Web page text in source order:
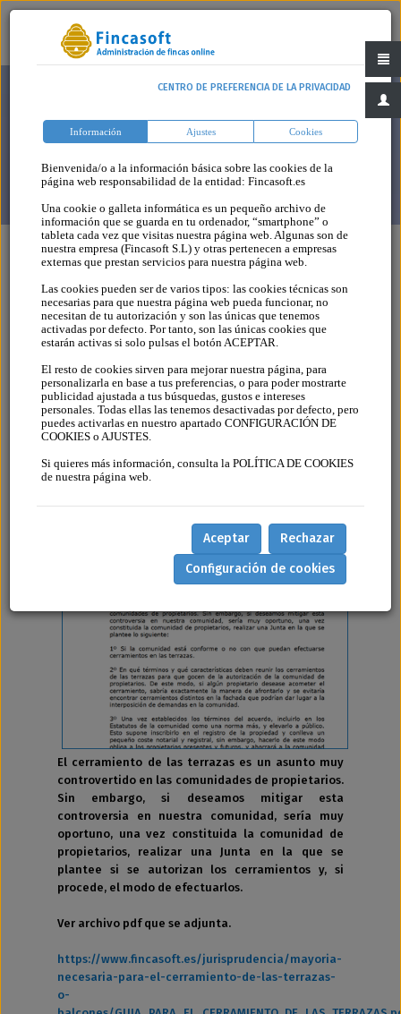
Guías
CERRAMIENTO DE LAS TERRAZAS O
BALCONES
GUIAPARAELCERRAMIENTODELASTERRAZAS.PDF
El cerramiento de las terrazas es un asunto muy
controvertido en las comunidades de propietarios.
Sin embargo, si deseamos mitigar esta
controversia en nuestra comunidad, sería muy
oportuno, una vez constituida la comunidad de
propietarios, realizar una Junta en la que se
plantee si se autorizan los cerramientos y, si
procede, el modo de efectuarlos.
Ver archivo pdf que se adjunta.
https://www.fincasoft.es/jurisprudencia/mayoria-
necesaria-para-el-cerramiento-de-las-terrazas-
o-
CENTRO DE PREFERENCIA DE LA PRIVACIDAD
Información Ajustes Cookies
Bienvenida/o a la información básica sobre las cookies de la
página web responsabilidad de la entidad: Fincasoft.es
Una cookie o galleta informática es un pequeño archivo de
información que se guarda en tu ordenador, “smartphone” o
tableta cada vez que visitas nuestra página web. Algunas son de
nuestra empresa (Fincasoft S.L) y otras pertenecen a empresas
externas que prestan servicios para nuestra página web.
Las cookies pueden ser de varios tipos: las cookies técnicas son
necesarias para que nuestra página web pueda funcionar, no
necesitan de tu autorización y son las únicas que tenemos
activadas por defecto. Por tanto, son las únicas cookies que
estarán activas si solo pulsas el botón ACEPTAR.
El resto de cookies sirven para mejorar nuestra página, para
personalizarla en base a tus preferencias, o para poder mostrarte
publicidad ajustada a tus búsquedas, gustos e intereses
personales. Todas ellas las tenemos desactivadas por defecto, pero
puedes activarlas en nuestro apartado CONFIGURACIÓN DE
COOKIES o AJUSTES.
Si quieres más información, consulta la POLÍTICA DE COOKIES
de nuestra página web.
Aceptar
Rechazar
Configuración de cookies